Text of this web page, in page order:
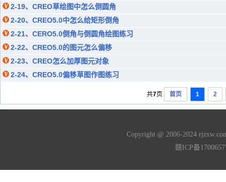
2-19、CREO草绘图中怎么倒圆角
2-20、CREO5.0中怎么给矩形倒角
2-21、CERO5.0倒角与倒圆角绘图练习
2-22、CREO5.0的图元怎么偏移
2-23、CREO怎么加厚图元对象
2-24、CREO5.0偏移草图作图练习
共7页 首页 1 2
Copyright @ 2006-2024
赣ICP备